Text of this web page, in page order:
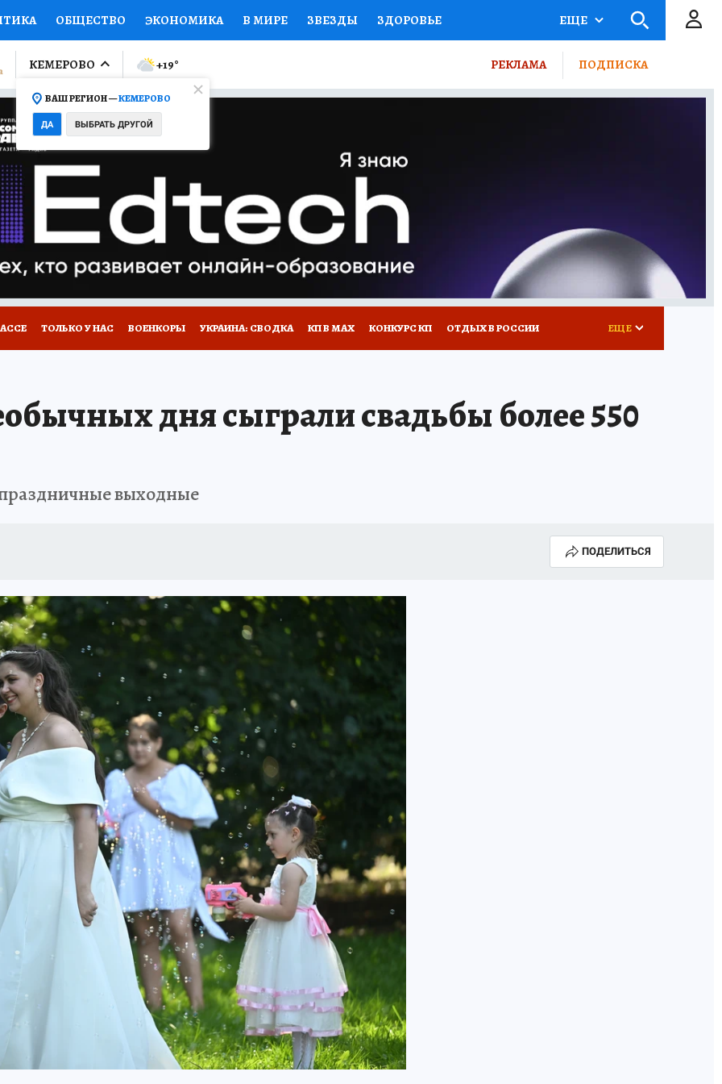
ОБЩЕСТВО ЭКОНОМИКА В МИРЕ ЗВЕЗДЫ ЗДОРОВЬЕ
ПРОИСШЕСТВИЯ
ОТКРЫВАЕМ МИР Я ЗНАЮ СЕМЬЯ ЖЕНСКИЕ СЕКРЕТЫ ПУТЕВОДИТЕЛЬ
ПРОМОКОДЫ СЕРИАЛЫ
КОНКУРСЫ РАБОТА У НАС ГИД ПОТРЕБИТЕЛЯ
ЕЩЕ
КЕМЕРОВО
ВАШ РЕГИОН —КЕМЕРОВО
ДА ВЫБРАТЬ ДРУГОЙ
+19° РЕКЛАМА ПОДПИСКА
ТОЛЬКО У НАС ВОЕНКОРЫ УКРАИНА: СВОДКА КП В МАХ КОНКУРС КП ОТДЫХ В РОССИИ ЕЩЕ
дня сыграли свадьбы более 550
выходные
ПОДЕЛИТЬСЯ